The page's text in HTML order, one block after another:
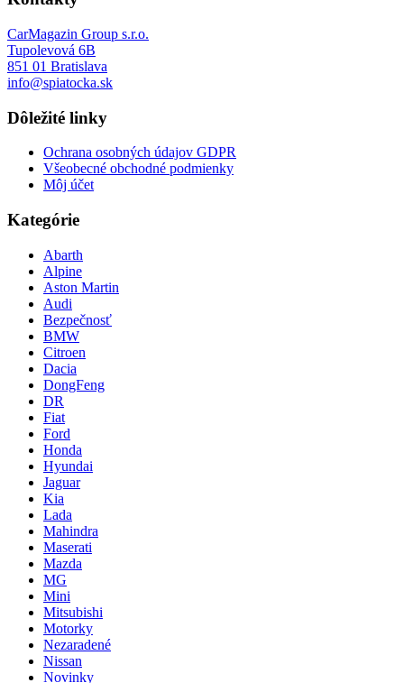
CarMagazin Group s.r.o.
Tupolevová 6B
851 01 Bratislava
info@spiatocka.sk
Dôležité linky
Ochrana osobných údajov GDPR
Všeobecné obchodné podmienky
Môj účet
Kategórie
Abarth
Alpine
Aston Martin
Audi
Bezpečnosť
BMW
Citroen
Dacia
DongFeng
DR
Fiat
Ford
Honda
Hyundai
Jaguar
Kia
Lada
Mahindra
Maserati
Mazda
MG
Mini
Mitsubishi
Motorky
Nezaradené
Nissan
Novinky